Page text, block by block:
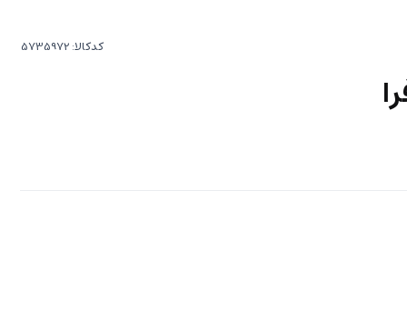
کدکالا: